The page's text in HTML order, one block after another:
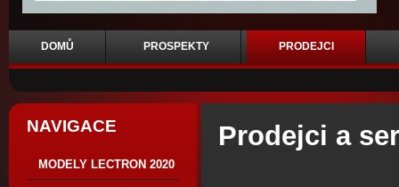
DOMŮ PROSPEKTY PRODEJCI
NAVIGACE
MODELY LECTRON 2020
Prodejci a